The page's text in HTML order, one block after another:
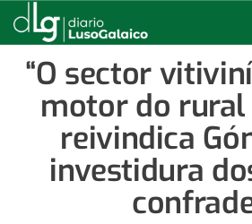
“O sector
motor do rural
reivindica
investidura